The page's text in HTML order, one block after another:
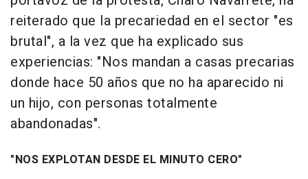
reiterado que la precariedad en el sector "es
brutal", a la vez que ha explicado sus
experiencias: "Nos mandan a casas precarias
donde hace 50 años que no ha aparecido ni
un hijo, con personas totalmente
abandonadas".
"NOS EXPLOTAN DESDE EL MINUTO CERO"